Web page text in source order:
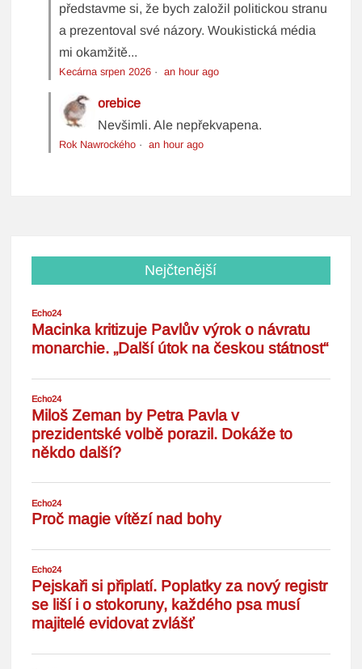
představme si, že bych založil politickou stranu
a prezentoval své názory. Woukistická média
mi okamžitě...
Kecárna srpen 2026 ·an hour ago
orebice
Nevšimli. Ale nepřekvapena.
Rok Nawrockého ·an hour ago
Nejčtenější